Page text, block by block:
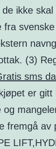
ikke
fra
(3)
sms
er gitt
fremgå av